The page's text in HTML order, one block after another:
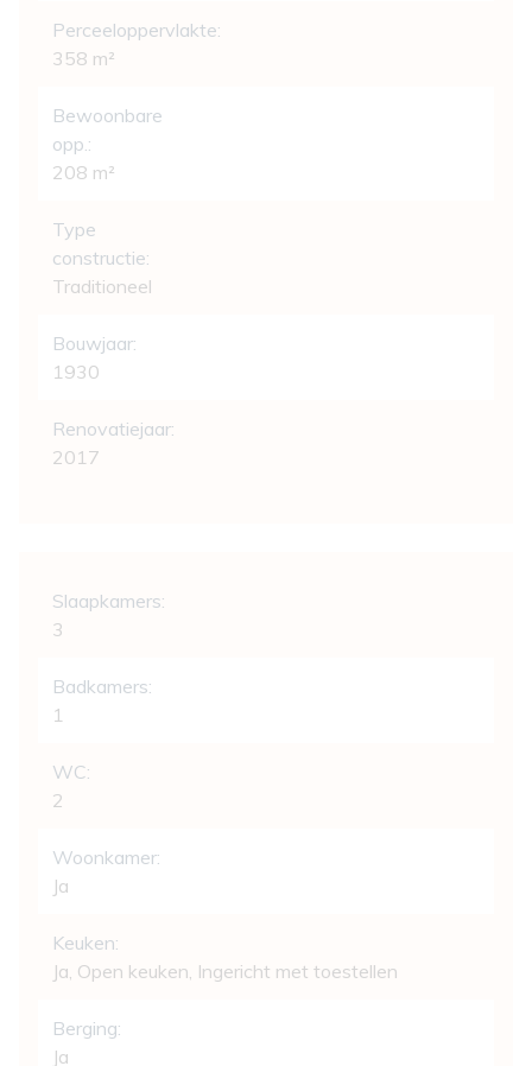
Perceeloppervlakte:
358 m²
Bewoonbare
opp.:
208 m²
Type
constructie:
Traditioneel
Bouwjaar:
1930
Renovatiejaar:
2017
Slaapkamers:
3
Badkamers:
1
WC:
2
Woonkamer:
Ja
Keuken:
Ja, Open keuken, Ingericht met toestellen
Berging:
Ja